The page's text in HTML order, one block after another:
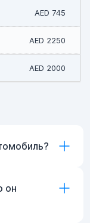
AED 745
AED 2250
AED 2000
он